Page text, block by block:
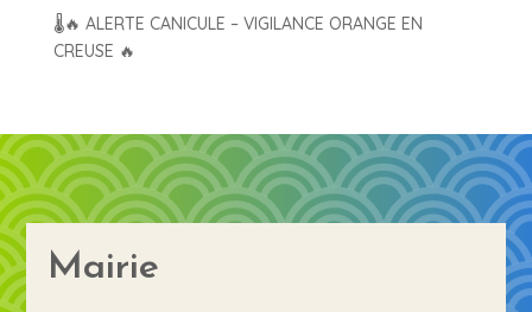
🌡️🔥 ALERTE CANICULE – VIGILANCE ORANGE EN
CREUSE 🔥
Mairie